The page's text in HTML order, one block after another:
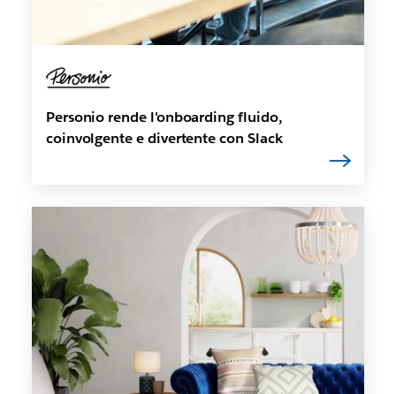
Personio rende l'onboarding fluido,
coinvolgente e divertente con Slack